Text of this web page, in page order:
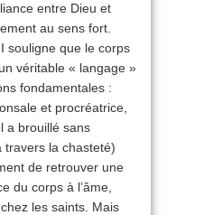
entre Dieu et
au sens fort.
souligne que le corps
véritable « langage »
fondamentales :
et procréatrice,
a brouillé sans
travers la chasteté)
de retrouver une
du corps à l’âme,
les saints. Mais